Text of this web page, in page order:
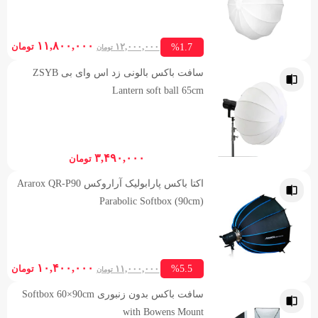
۱۲,۰۰۰,۰۰۰ تومان
Original
was:
۱۱,۸۰۰,۰۰۰ تومان %1.7
سافت باکس بالونی زد اس وای بی ZSYB
Lantern soft ball 65cm
۳,۴۹۰,۰۰۰ تومان
اکتا باکس پارابولیک آراروکس Ararox QR-P90
Parabolic Softbox (90cm)
۱۱,۰۰۰,۰۰۰ تومان
Original
was:
۱۰,۴۰۰,۰۰۰ تومان %5.5
سافت باکس بدون زنبوری Softbox 60×90cm
with Bowens Mount